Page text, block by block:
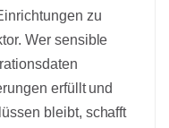
zu
Wer sensible
erfüllt und
bleibt, schafft